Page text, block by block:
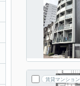
賃貸マンション